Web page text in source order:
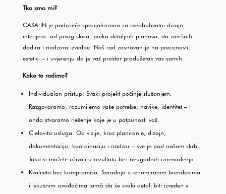
Tko smo mi?
CASA IN je poduzeće specijalizirano za sveobuhvatni dizajn
interijera: od prvog skica, preko detaljnih planova, do završnih
dodira i nadzora izvedbe. Naš rad zasnovan je na preciznosti,
estetici – i uvjerenju da je vaš prostor produžetak vas samih.
Kako to radimo?
Individualan pristup: Svaki projekt počinje slušanjem.
Razgovaramo, razumijemo vaše potrebe, navike, identitet – i
onda stvaramo rješenje koje je u potpunosti vaš.
Cjelovita usluga: Od vizije, kroz planiranje, dizajn,
dokumentaciju, koordinaciju i nadzor – sve je pod našom skrbi.
Tako vi možete uživati u rezultatu bez neugodnih iznenađenja.
Kvaliteta bez kompromisa: Saradnja s renomiranim brendovima
i iskusnim izvođačima jamči da će svaki detalj biti izveden s